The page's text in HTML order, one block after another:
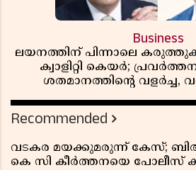
Business
ലയനത്തിന് പിന്നാലെ
ക്വാളിറ്റി കെയർ;
ശതമാനത്തിൻ്റെ വളർച്ച,
റിപ്പോർട്ട്
Recommended
വടകര മയക്കുമരുന്ന് കേസ്;
കെ സി കീർത്തനയെ പോലീസ്